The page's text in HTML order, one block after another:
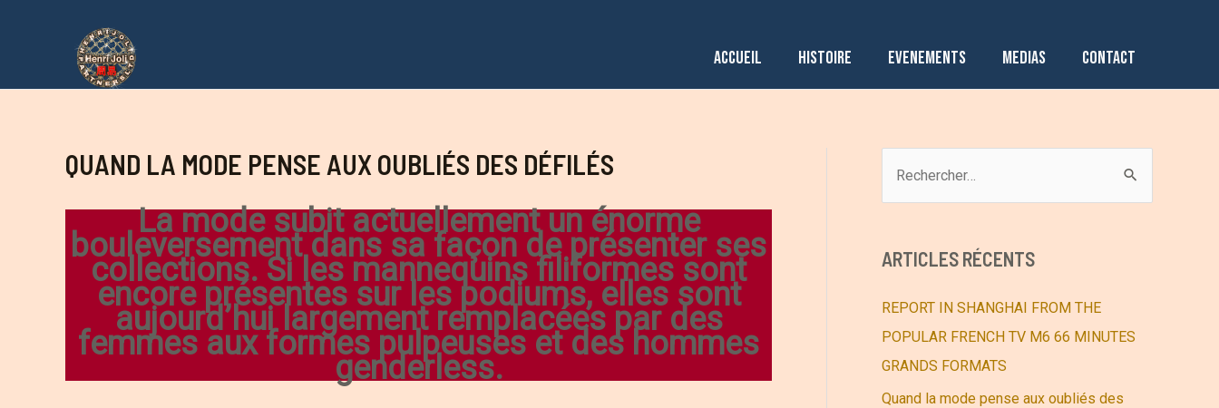
ACCUEIL HISTOIRE EVENEMENTS MEDIAS CONTACT
QUAND LA MODE PENSE AUX OUBLIÉS DES DÉFILÉS
La mode subit actuellement un énorme
bouleversement dans sa façon de présenter ses
collections. Si les mannequins filiformes sont
encore présentes sur les podiums, elles sont
aujourd’hui largement remplacées par des
femmes aux formes pulpeuses et des hommes
genderless.
r
c
h
e
ARTICLES RÉCENTS
REPORT IN SHANGHAI FROM THE
POPULAR FRENCH TV M6 66 MINUTES
GRANDS FORMATS
Quand la mode pense aux oubliés des